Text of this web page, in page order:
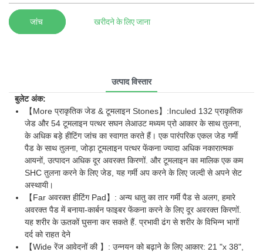
जांच खरीदने के लिए जाना
उत्पाद विस्तार
बुलेट अंक:
【More प्राकृतिक जेड & टूमलाइन Stones】:Inculed 132 प्राकृतिक
जेड और 54 टूमलाइन पत्थर सघन लेआउट मध्यम प्रो आकार के साथ तुलना,
के अधिक बड़े हीटिंग जांच का स्वागत करते हैं। एक पारंपरिक एकल जेड गर्मी
पैड के साथ तुलना, जोड़ा टूमलाइन पत्थर फेंकना ज्यादा अधिक नकारात्मक
आयनों, उत्पादन अधिक दूर अवरक्त किरणों. और टूमलाइन का मालिक एक कम
SHC तुलना करने के लिए जेड, यह गर्मी अप करने के लिए जल्दी से अपने सेट
अस्थायी।
【Far अवरक्त हीटिंग Pad】: अन्य धातु का तार गर्मी पैड से अलग, हमारे
अवरक्त पैड में बनाया-कार्बन फाइबर फेंकना करने के लिए दूर अवरक्त किरणों.
यह शरीर के ऊतकों घुसना कर सकते हैं. प्रभावी ढंग से शरीर के विभिन्न भागों
दर्द को राहत देने
【Wide रेंज आवेदनों की 】: उन्नयन को बढ़ाने के लिए आकार: 21 "x 38",